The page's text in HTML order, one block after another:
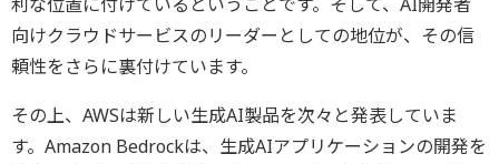
向けクラウドサービスのリーダーとしての地位が、その信
頼性をさらに裏付けています。
その上、AWSは新しい生成AI製品を次々と発表していま
す。Amazon Bedrockは、生成AIアプリケーションの開発を